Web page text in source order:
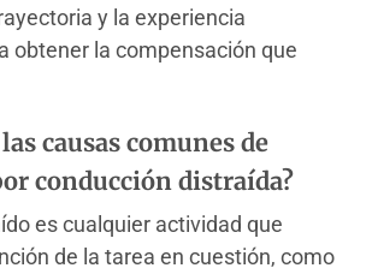
y la experiencia
obtener la compensación que
causas comunes de
conducción distraída?
es cualquier actividad que
de la tarea en cuestión, como